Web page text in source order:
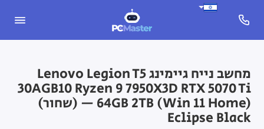
מחשב נייח גיימינג Lenovo Legion T5
30AGB10 Ryzen 9 7950X3D RTX 5070 Ti
64GB 2TB (Win 11 Home) — (שחור)
Eclipse Black